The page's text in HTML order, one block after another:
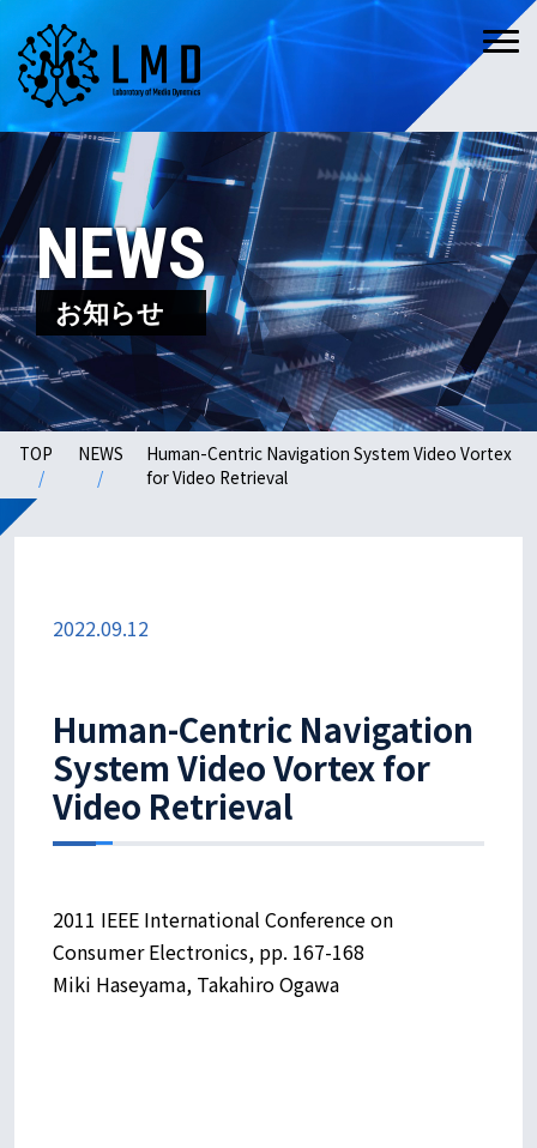
NEWS
お知らせ
TOP NEWS
Human-Centric Navigation System Video Vortex
for Video Retrieval
2022.09.12
Human-Centric Navigation
System Video Vortex for
Video Retrieval
2011 IEEE International Conference on
Consumer Electronics, pp. 167-168
Miki Haseyama, Takahiro Ogawa